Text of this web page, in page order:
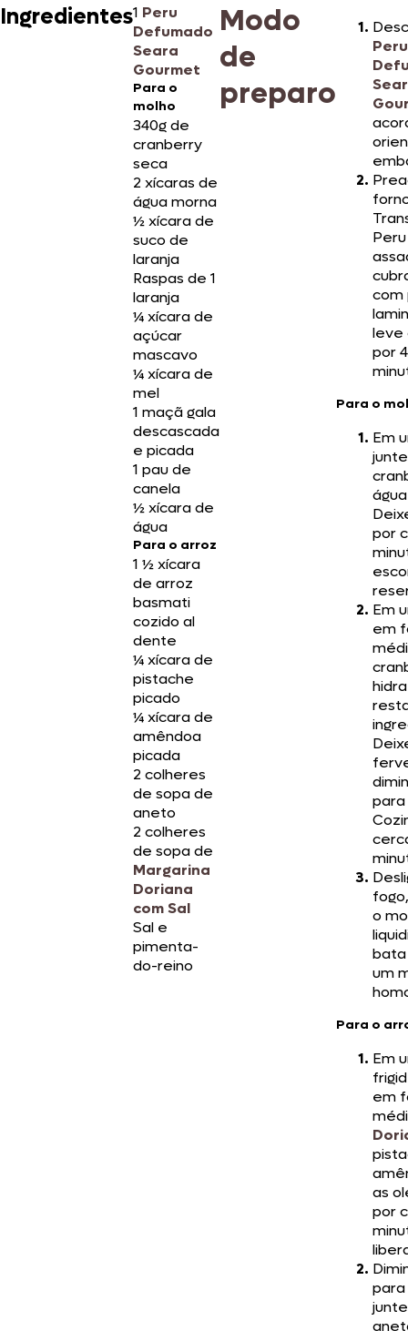
Ingredientes1 Peru
Defumado
Seara
Gourmet
Para o
molho
340g de
cranberry
seca
2 xícaras de
água morna
½ xícara de
suco de
laranja
Raspas de 1
laranja
¼ xícara de
açúcar
mascavo
¼ xícara de
mel
1 maçã gala
descascada
e picada
1 pau de
canela
½ xícara de
água
Para o arroz
1 ½ xícara
de arroz
basmati
cozido al
dente
¼ xícara de
pistache
picado
¼ xícara de
amêndoa
picada
2 colheres
de sopa de
aneto
2 colheres
de sopa de
Margarina
Doriana
com Sal
Sal e
pimenta-
do-reino
Modo
de
preparo
Peru
com
leve
por
Para o
Em
por
Em
em
para
o
um
Para o
Em
em
as
por
para